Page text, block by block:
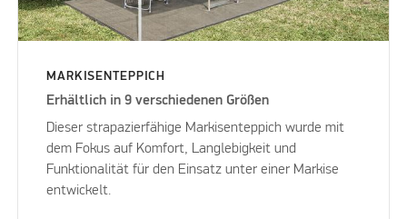
MARKISENTEPPICH
Erhältlich in 9 verschiedenen Größen
Dieser strapazierfähige Markisenteppich wurde mit
dem Fokus auf Komfort, Langlebigkeit und
Funktionalität für den Einsatz unter einer Markise
entwickelt.